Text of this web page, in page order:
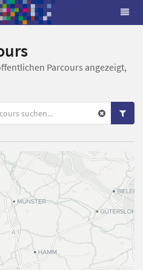
Parcours angezeigt,